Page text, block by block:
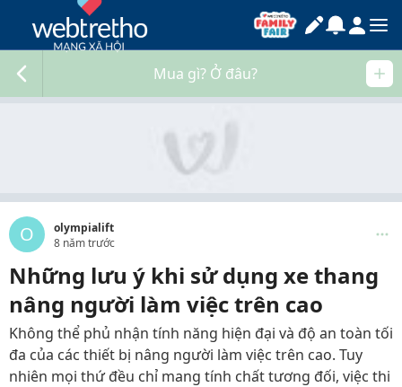
Mua gì? Ở đâu?
O
olympialift
8 năm trước
Những lưu ý khi sử dụng xe thang
nâng người làm việc trên cao
Không thể phủ nhận tính năng hiện đại và độ an toàn tối
đa của các thiết bị nâng người làm việc trên cao. Tuy
nhiên mọi thứ đều chỉ mang tính chất tương đối, việc thi